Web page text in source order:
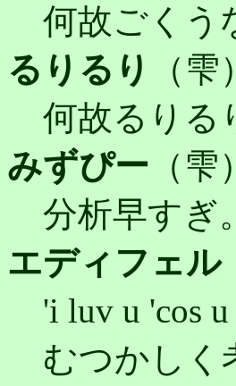
何故ごくう
るりるり
（雫）
何故るりる
みずぴー （雫）
分析早すぎ。
エディフェル
'i luv u 'cos
むつかしく